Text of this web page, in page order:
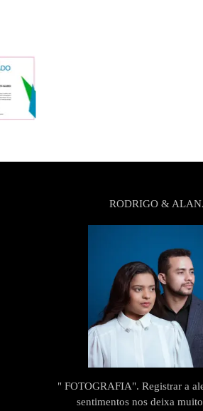
RODRIGO &
" FOTOGRAFIA". Registrar a
sentimentos nos deixa